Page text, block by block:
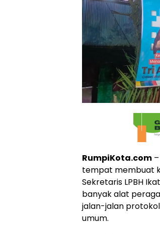
RumpiKota.com
tempat membuat
Sekretaris LPBH
banyak alat
jalan-jalan
umum.